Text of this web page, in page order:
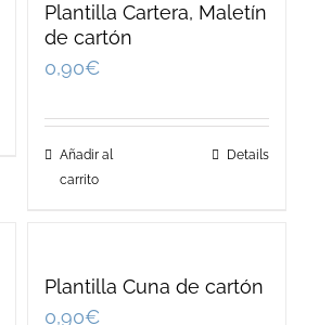
Plantilla Cartera, Maletín
de cartón
0,90€
Añadir al
carrito
Details
Plantilla Cuna de cartón
0,90€